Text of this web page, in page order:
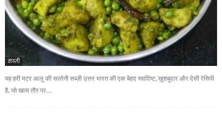
सब्ज़ी
यह हरी मटर आलू की सलोनी सब्ज़ी उत्तर भारत की एक बेहद स्वादिष्ट, खुशबूदार और देसी रेसिपी
है, जो खास तौर पर...